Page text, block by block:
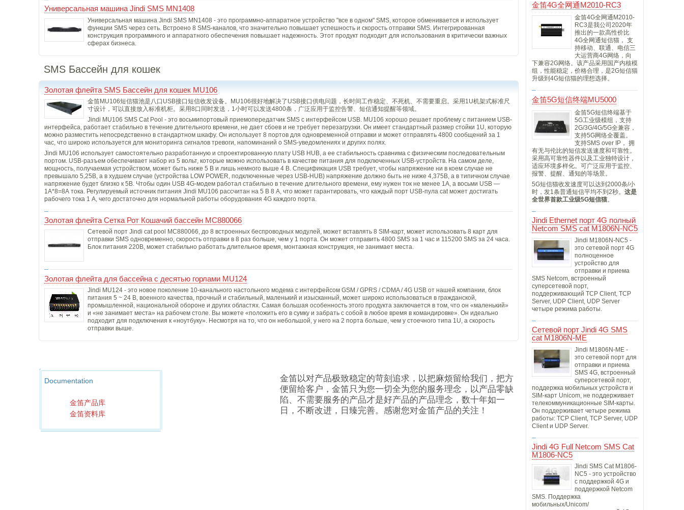
Универсальная машина Jindi SMS MN1408
Универсальная машина Jindi SMS MN1408 - это программно-аппаратное устройство "все в одном" SMS, которое обменивается и использует
функции SMS через сеть. Встроено 8 SMS-каналов, что значительно повышает успешность и скорость отправки SMS. Интегрированная
конструкция программного и аппаратного обеспечения повышает надежность. Этот продукт подходит для использования в критически важных
сферах бизнеса.
SMS Бассейн для кошек
Золотая флейта SMS Бассейн для кошек MU106
金笛MU106短信猫池是八口USB接口短信收发设备。MU106很好地解决了USB接口供电问题，长时间工作稳定、不死机、不需要重启。采用1U机架式标准尺
寸设计，可以直接放入标准机柜。采用8口同时发送，1小时可以发送4800条，广泛应用于监控告警、短信通知提醒等领域。
Jindi MU106 SMS Cat Pool - это восьмипортовый приемопередатчик SMS с интерфейсом USB. MU106 хорошо решает проблему с питанием USB-
интерфейса, работает стабильно в течение длительного времени, не дает сбоев и не требует перезагрузки. Он имеет стандартный размер стойки 1U, которую
можно разместить непосредственно в стандартном шкафу. Он использует 8 портов для одновременной отправки и может отправлять 4800 сообщений за 1
час, что широко используется для мониторинга сигналов тревоги, напоминаний о SMS-уведомлениях и других полях.
Jindi MU106 использует самостоятельно разработанную и спроектированную плату USB HUB, а ее стабильность сравнима с физическим последовательным
портом. USB-разъем обеспечивает набор из 5 вольт, которые можно использовать в качестве питания для подключенных USB-устройств. На самом деле,
мощность, получаемая устройством, может быть ниже 5 В и лишь немного выше 4 В. Спецификация USB требует, чтобы напряжение ни в коем случае не
превышало 5,25В, а в худшем случае (устройства LOW POWER, подключенные через USB-HUB) напряжение должно быть не ниже 4,375В, а в типичном случае
напряжение будет близко к 5В. Чтобы один USB 4G-модем работал стабильно в течение длительного времени, ему нужен ток не менее 1А, а восьми USB —
1А*8=8А тока. Регулируемый источник питания Jindi MU106 рассчитан на 5 В 8 А, что может гарантировать, что каждый порт USB-пула cat может достигать
рабочего тока 1 А, чего достаточно для нормальной работы оборудования 4G каждого порта.
Золотая флейта Сетка Рот Кошачий бассейн MC880066
Сетевой порт Jindi cat pool MC880066, до 8 встроенных беспроводных модулей, может вставлять 8 SIM-карт, может использовать 8 карт для
отправки SMS одновременно, скорость отправки в 8 раз больше, чем у 1 порта. Он может отправить 4800 SMS за 1 час и 115200 SMS за 24 часа.
Блок питания 220В, может стабильно работать длительное время, монтажная конструкция, не занимает места.
Золотая флейта для бассейна с десятью горлами MU124
Jindi MU124 - это новое поколение 10-канального настольного модема с интерфейсом GSM / GPRS / CDMA / 4G USB от нашей компании, блок
питания 5 ~ 24 В, военного качества, прочный и стабильный, маленький и изысканный, может широко использоваться в гражданской,
промышленной, национальной обороне и других областях. Самая большая особенность этого продукта заключается в том, что он «маленький»
и «не занимает места» на рабочем столе. Вы можете «положить его в сумку и забрать с собой в любое время в командировке». Он идеально
подходит для подключения к «ноутбуку». Несмотря на то, что он небольшой, у него на 2 порта больше, чем у стоечного типа 1U, а скорость
отправки выше.
Documentation
金笛产品库
金笛资料库
金笛以对产品极致稳定的苛刻追求，以把麻烦留给我们，把方
便留给客户，金笛只为您一切全为您的服务理念，以产品零缺
陷、不需要服务的产品才是好产品的产品理念，数十年如一
日，不断改进，日臻完善。感谢您对金笛产品的关注！
金笛4G全网通M2010-RC3
金笛4G全网通M2010-
RC3是我公司2020年
推出的一款高性价比
4G全网通短信猫， 支
持移动、联通、电信三
大运营商4G网络，向
下兼容2G网络。该产品采用国产内核模
组，性能稳定，价格合理，是2G短信猫
升级到4G短信猫的理想选择。
金笛5G短信终端MU5000
金笛5G短信终端基于
5G工业级模组，支持
2G/3G/4G/5G全兼容，
支持5G网络全覆盖。
支持SMS over IP， 拥
有无与伦比的短信发送速度和可靠性。
采用高可靠性器件以及工业独特设计，
适应环境多样化。可广泛应用于监控、
报警、提醒、通知的等场景。
5G短信猫收发速度可以达到2000条/小
时，发1条普通短信平均不到2秒。 这是
全世界首款工业级5G短信猫。
Jindi Ethernet порт 4G полный
Netcom SMS cat M1806N-NC5
Jindi M1806N-NC5 -
это сетевой порт 4G
полноценное
устройство для
отправки и приема
SMS Netcom, встроенный
суперсетевой порт,
поддерживающий TCP Client, TCP
Server, UDP Client, UDP Server
четыре режима работы.
Сетевой порт Jindi 4G SMS
cat M1806N-ME
Jindi M1806N-ME -
это сетевой порт для
отправки и приема
SMS 4G, встроенный
суперсетевой порт,
поддержка мобильных устройств и
SIM-карт Unicom, не поддерживает
телекоммуникационные SIM-карты.
Он поддерживает четыре режима
работы: TCP Client, TCP Server, UDP
Client и UDP Server.
Jindi 4G Full Netcom SMS Cat
M1806-NC5
Jindi SMS Cat M1806-
NC5 - это устройство
с поддержкой 4G и
поддержкой Netcom
SMS. Поддержка
мобильных/Unicom/